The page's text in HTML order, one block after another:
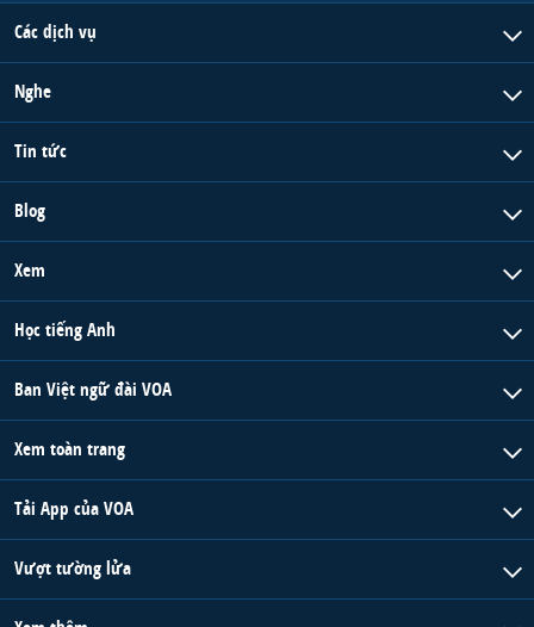
Các dịch vụ
Nghe
Tin tức
Blog
Xem
Học tiếng Anh
Ban Việt ngữ đài VOA
Xem toàn trang
Tải App của VOA
Vượt tường lửa